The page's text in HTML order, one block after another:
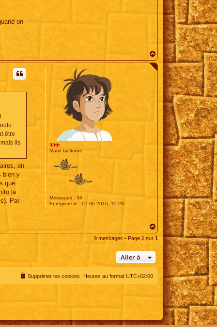
on
a
u
lilith
Marin taciturne
Messages : 34
Enregistré le : 07 06 2016, 15:28
être
ils
en
bien y
que
la
Par
a
u
9 messages • Page 1 sur 1
Aller à
Heures au format UTC+02:00
Supprimer les cookies